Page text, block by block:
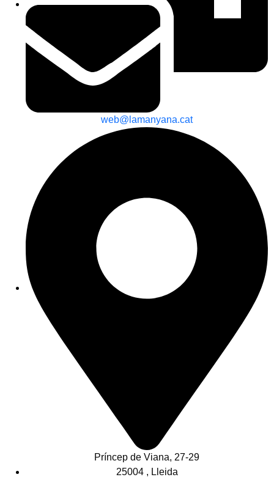
web@lamanyana.cat
Príncep de Viana, 27-29
25004 , Lleida